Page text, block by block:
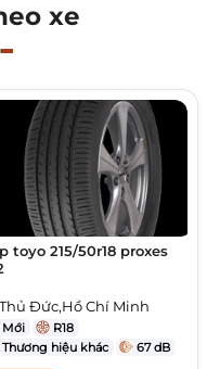
xe
toyo 215/50r18 proxes
Thủ Đức,Hồ Chí Minh
Mới
R18
Thương hiệu khác
67 dB